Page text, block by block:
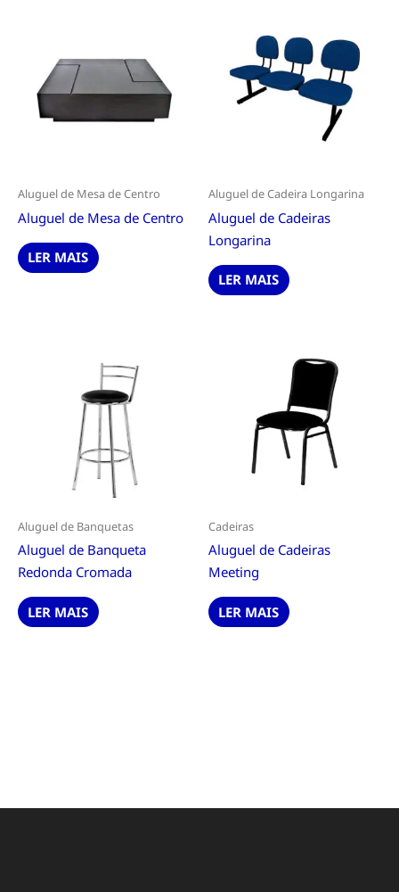
Aluguel de Mesa de Centro
Aluguel de Mesa de Centro
LER MAIS
Aluguel de Cadeira Longarina
Aluguel de Cadeiras
Longarina
LER MAIS
Aluguel de Banquetas
Aluguel de Banqueta
Redonda Cromada
LER MAIS
Cadeiras
Aluguel de Cadeiras
Meeting
LER MAIS